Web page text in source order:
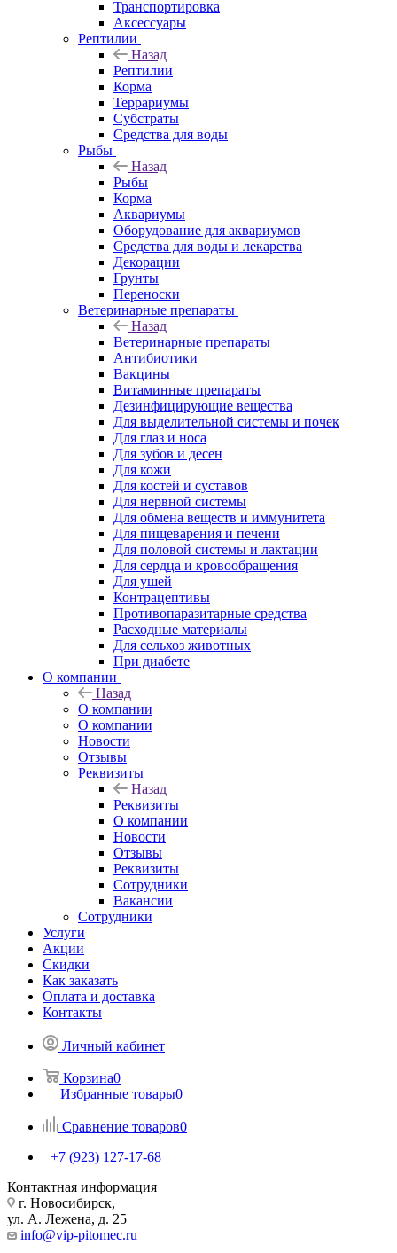
Транспортировка
Аксессуары
Рептилии
Назад
Рептилии
Корма
Террариумы
Субстраты
Средства для воды
Рыбы
Назад
Рыбы
Корма
Аквариумы
Оборудование для аквариумов
Средства для воды и лекарства
Декорации
Грунты
Переноски
Ветеринарные препараты
Назад
Ветеринарные препараты
Антибиотики
Вакцины
Витаминные препараты
Дезинфицирующие вещества
Для выделительной системы и почек
Для глаз и носа
Для зубов и десен
Для кожи
Для костей и суставов
Для нервной системы
Для обмена веществ и иммунитета
Для пищеварения и печени
Для половой системы и лактации
Для сердца и кровообращения
Для ушей
Контрацептивы
Противопаразитарные средства
Расходные материалы
Для сельхоз животных
При диабете
О компании
Назад
О компании
О компании
Новости
Отзывы
Реквизиты
Назад
Реквизиты
О компании
Новости
Отзывы
Реквизиты
Сотрудники
Вакансии
Сотрудники
Услуги
Акции
Скидки
Как заказать
Оплата и доставка
Контакты
Личный кабинет
Корзина0
Избранные товары0
Сравнение товаров0
+7 (923) 127-17-68
Контактная информация
г. Новосибирск,
ул. А. Лежена, д. 25
info@vip-pitomec.ru